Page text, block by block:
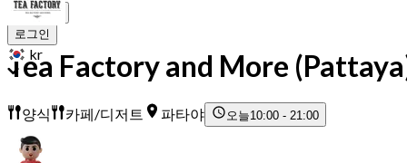
가입하기
로그인
kr
Tea Factory and More
양식 카페/디저트 파타야 오늘10:00 - 21:00